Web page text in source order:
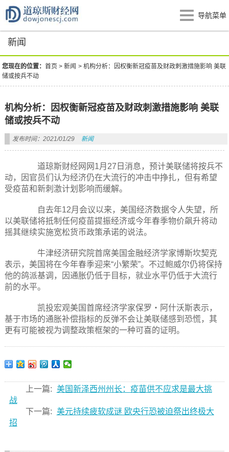
导航菜单
新闻
您现在的位置：首页 >新闻 >机构分析：因权衡新冠疫苗及财政刺激措施影响 美联
储或按兵不动
机构分析：因权衡新冠疫苗及财政刺激措施影响 美联
储或按兵不动
发布时间：2021/01/29 新闻
道琼斯财经网网1月27日消息，预计美联储将按兵不
动，因官员们认为经济仍在大流行的冲击中挣扎，但有希望
受疫苗和新刺激计划影响而缓解。
自去年12月会议以来，美国经济数据令人失望，所
以美联储将抵制任何疫苗提振经济或今年春季物价飙升将动
摇其继续实施宽松货币政策承诺的说法。
牛津经济研究院首席美国金融经济学家博斯坎契克
表示，美国将在今年春季迎来“小繁荣”。不过鲍威尔仍将保持
他的鸽派基调，因通胀仍低于目标，就业水平仍低于大流行
前的水平。
凯投宏观美国首席经济学家保罗・阿什沃斯表示，
基于市场的通胀补偿指标的反弹不会让美联储感到恐慌，其
更有可能被视为调整政策框架的一种可喜的证明。
上一篇: 美国新泽西州州长：疫苗供不应求是最大挑
战
下一篇: 美元持续疲软成谜 欧央行恐被迫祭出终极大
招